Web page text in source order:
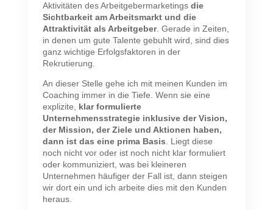
Aktivitäten des Arbeitgebermarketings die
Sichtbarkeit am Arbeitsmarkt und die
Attraktivität als Arbeitgeber. Gerade in Zeiten,
in denen um gute Talente gebuhlt wird, sind dies
ganz wichtige Erfolgsfaktoren in der
Rekrutierung.
An dieser Stelle gehe ich mit meinen Kunden im
Coaching immer in die Tiefe. Wenn sie eine
explizite, klar formulierte
Unternehmensstrategie inklusive der Vision,
der Mission, der Ziele und Aktionen haben,
dann ist das eine prima Basis . Liegt diese
noch nicht vor oder ist noch nicht klar formuliert
oder kommuniziert, was bei kleineren
Unternehmen häufiger der Fall ist, dann steigen
wir dort ein und ich arbeite dies mit den Kunden
heraus.